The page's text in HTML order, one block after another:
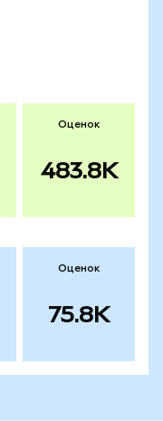
Оценок
483.8K
Оценок
75.8K